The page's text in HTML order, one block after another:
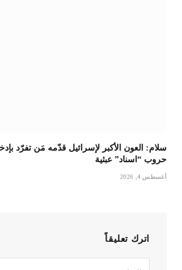
سلام: العون الأكبر لإسرائيل قدّمه مَن تفرّد
حروب “اسناد” عبثية
أغسطس 4, 2026
اترك تعليقاً